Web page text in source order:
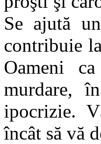
Se ajută
contribuie
Oameni
murdare,
ipocrizie.
încât să vă